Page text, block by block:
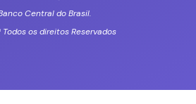
Central do Brasil.
Todos os direitos Reservados